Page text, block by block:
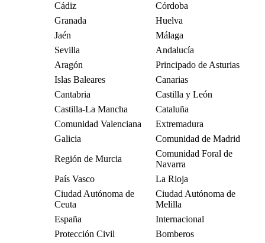
Cádiz
Córdoba
Granada
Huelva
Jaén
Málaga
Sevilla
Andalucía
Aragón
Principado de Asturias
Islas Baleares
Canarias
Cantabria
Castilla y León
Castilla-La Mancha
Cataluña
Comunidad Valenciana
Extremadura
Galicia
Comunidad de Madrid
Región de Murcia
Comunidad Foral de
Navarra
País Vasco
La Rioja
Ciudad Autónoma de
Ceuta
Ciudad Autónoma de
Melilla
España
Internacional
Protección Civil
Bomberos